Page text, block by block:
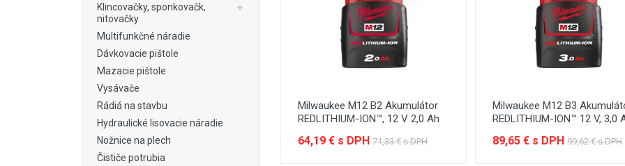
Stavebné navijáky
Rezačky špár
Pre obkladačov
Odvlhčovače
Ventilácia
Klincovačky, sponkovačk,
nitovačky
Multifunkčné náradie
Dávkovacie pištole
Mazacie pištole
Vysávače
Rádiá na stavbu
Hydraulické lisovacie náradie
Nožnice na plech
Čističe potrubia
Milwaukee M12 B2 Akumulátor
REDLITHIUM-ION™, 12 V 2,0 Ah
64,19 € s DPH 71,33 € s DPH
Milwaukee M12 B3
REDLITHIUM-ION™ 12 V, 3,0
89,65 € s DPH 99,62 € s DPH